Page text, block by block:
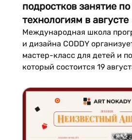
подростков занятие
технологиям в августе
Международная школа
и дизайна CODDY
мастер-класс для детей и
который состоится 19
ждет знакомство с
направлением,
дружеская
отмечают, что мероприятие